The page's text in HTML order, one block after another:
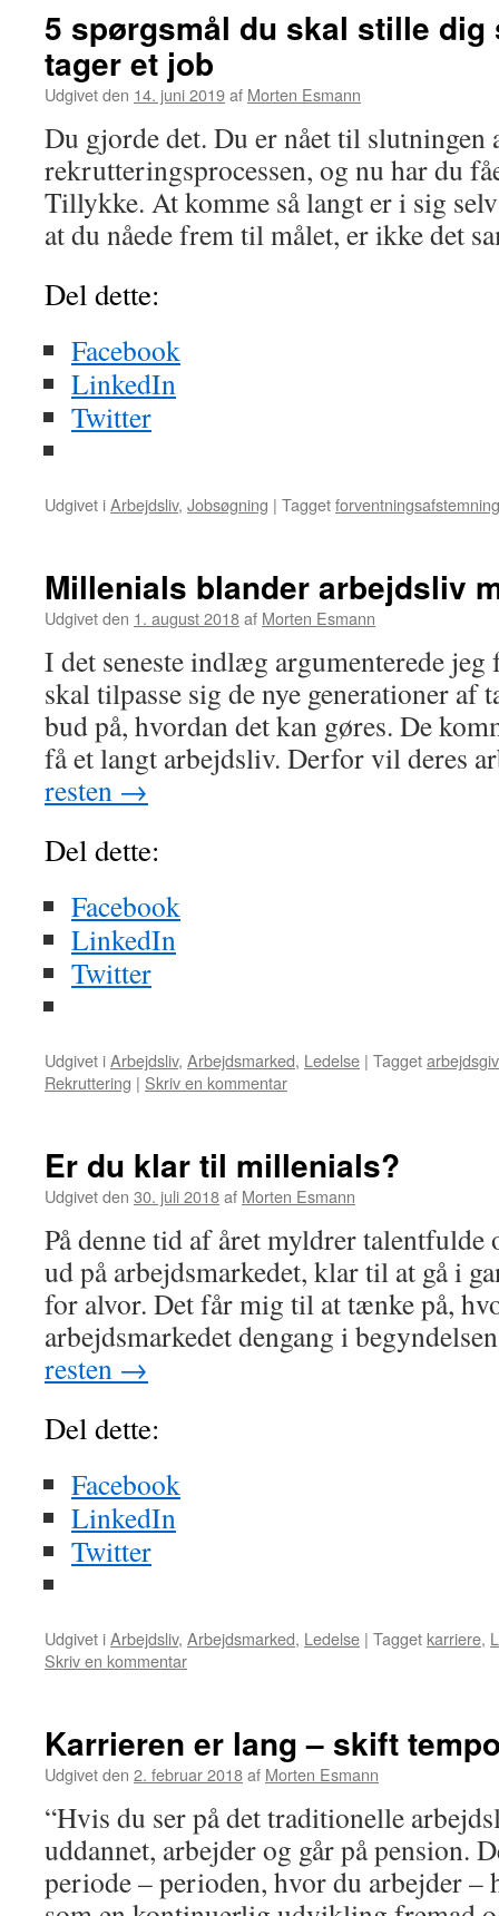
5 spørgsmål du skal stille dig
tager et job
Udgivet den 14. juni 2019af Morten Esmann
Du gjorde det. Du er nået til slutningen
rekrutteringsprocessen, og nu har du
Tillykke. At komme så langt er i sig
at du nåede frem til målet, er ikke det
Del dette:
Facebook
LinkedIn
Twitter
Udgivet iArbejdsliv, Jobsøgning | Taggetforventningsafstemning
Millenials blander arbejdsliv
Udgivet den 1. august 2018af Morten Esmann
I det seneste indlæg argumenterede jeg
skal tilpasse sig de nye generationer af
bud på, hvordan det kan gøres. De
få et langt arbejdsliv. Derfor vil deres
resten →
Del dette:
Facebook
LinkedIn
Twitter
Udgivet iArbejdsliv, Arbejdsmarked, Ledelse | Tagget
Rekruttering | Skriv en kommentar
Er du klar til millenials?
Udgivet den 30. juli 2018af Morten Esmann
På denne tid af året myldrer talentfulde
ud på arbejdsmarkedet, klar til at gå i
for alvor. Det får mig til at tænke på,
arbejdsmarkedet dengang i
resten →
Del dette:
Facebook
LinkedIn
Twitter
Udgivet iArbejdsliv, Arbejdsmarked, Ledelse | Tagget karriere,
Skriv en kommentar
Karrieren er lang – skift
Udgivet den 2. februar 2018af Morten Esmann
“Hvis du ser på det traditionelle
uddannet, arbejder og går på pension.
periode – perioden, hvor du arbejder –